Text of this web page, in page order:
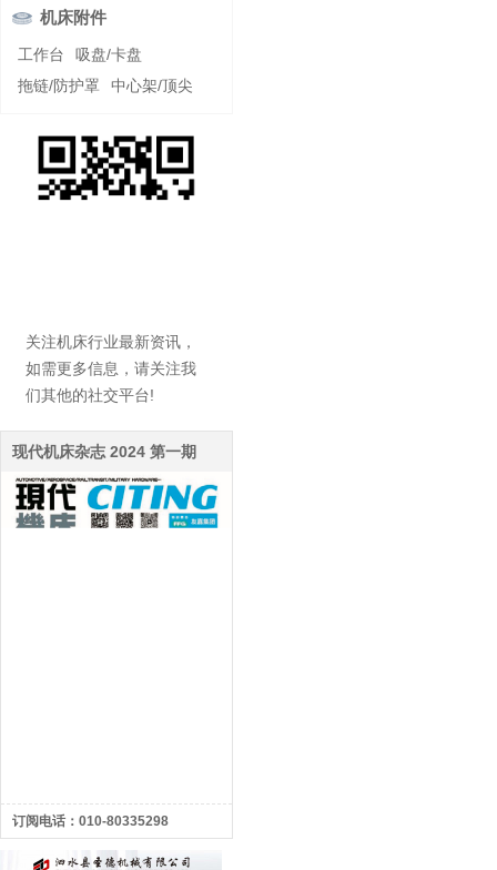
机床附件
工作台
吸盘/卡盘
拖链/防护罩
中心架/顶尖
关注机床行业最新资讯，
如需更多信息，请关注我
们其他的社交平台!
现代机床杂志 2024 第一期
订阅电话：010-80335298